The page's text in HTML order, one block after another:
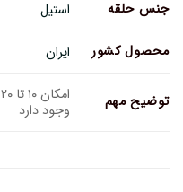
جنس حلقه استیل
محصول کشور ایران
توضیح مهم وجود دارد